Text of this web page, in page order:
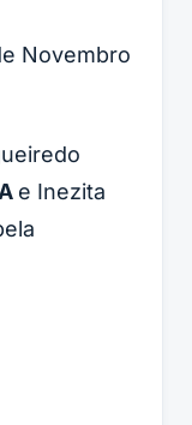
Novembro
e Inezita